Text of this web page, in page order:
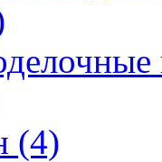
(4)